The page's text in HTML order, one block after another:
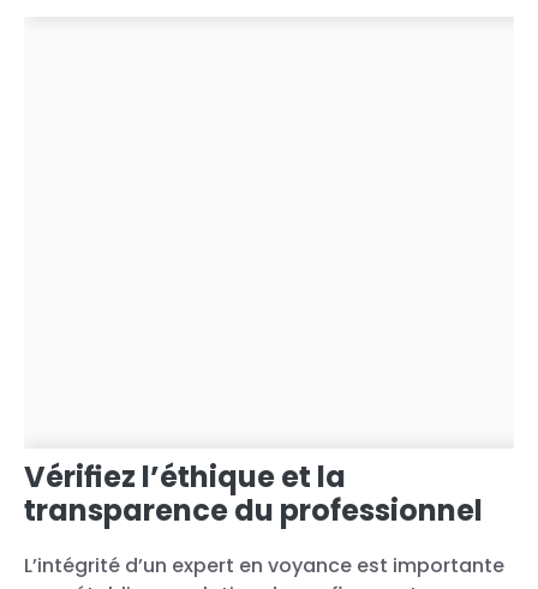
Vérifiez l’éthique et la
transparence du professionnel
L’intégrité d’un expert en voyance est importante